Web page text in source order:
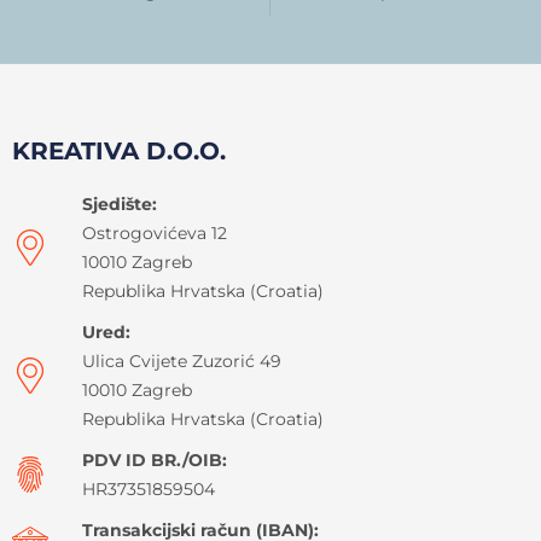
KREATIVA D.O.O.
Sjedište:
Ostrogovićeva 12
10010 Zagreb
Republika Hrvatska (Croatia)
Ured:
Ulica Cvijete Zuzorić 49
10010 Zagreb
Republika Hrvatska (Croatia)
PDV ID BR./OIB:
HR37351859504
Transakcijski račun (IBAN):